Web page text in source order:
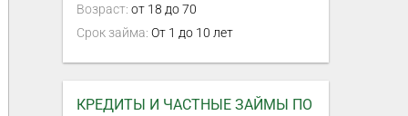
Возраст: от 18 до 70
Срок займа: От 1 до 10 лет
КРЕДИТЫ И ЧАСТНЫЕ ЗАЙМЫ ПО